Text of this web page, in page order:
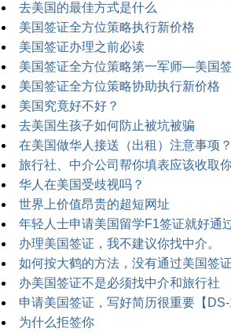
去美国的最佳方式是什么
美国签证全方位策略执行新价格
美国签证办理之前必读
美国签证全方位策略第一军师—美国
美国签证全方位策略协助执行新价格
美国究竟好不好？
去美国生孩子如何防止被坑被骗
在美国做华人接送（出租）注意事项？
旅行社、中介公司帮你填表应该收取
华人在美国受歧视吗？
世界上价值昂贵的超短网址
年轻人士申请美国留学F1签证就好通
办理美国签证，我不建议你找中介。
如何按大鹤的方法，没有通过美国签
办美国签证不是必须找中介和旅行社
申请美国签证，写好简历很重要【DS-
为什么拒签你